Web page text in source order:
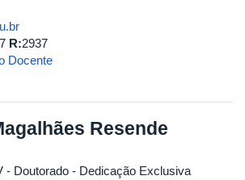
R:2937
Docente
Resende
- Doutorado - Dedicação Exclusiva